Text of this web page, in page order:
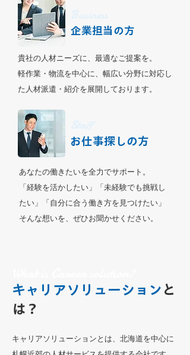
​企業担当の方
貴社の人材ニーズに、最適なご提案を。
軽作業・物流を中心に、幅広い分野に対応し
た人材派遣・紹介を展開しております。
お仕事探しの方
あなたの働きたいを全力でサポート。
「経験を活かしたい」「未経験でも挑戦し
たい」「自分に合う働き方を見つけたい」
そんな想いを、ぜひお聞かせください。
キャリアソリューション と
は？
キャリアソリューションとは、北海道を中心に